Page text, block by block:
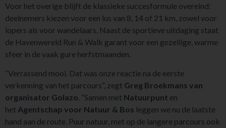
Voor het overige blijft de klassieke succesformule overeind:
deelnemers kiezen voor een lus van 8, 14 of 21 km, zowel voor
lopers als voor wandelaars. Naast de sportieve uitdaging staat
de Havenwereld Run & Walk garant voor een gezellige, warme
sfeer in de vaak gure herfstmaanden.
“Verrassend mooi. Dat was onze reactie na de eerste
verkenning van het parcours”, zegt Greg Broekmans van
organisator Golazo. “Samen met Natuurpunt en
het Agentschap voor Natuur & Bos leggen we nu de laatste
hand aan de route. Puur natuur, met op de langere parcours ook